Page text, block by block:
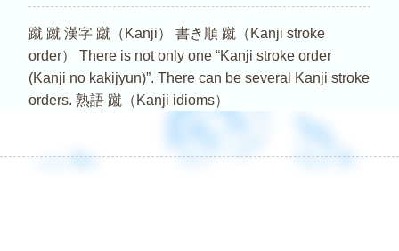
蹴 蹴 漢字 蹴（Kanji） 書き順 蹴（Kanji stroke
order） There is not only one “Kanji stroke order
(Kanji no kakijyun)”. There can be several Kanji stroke
orders. 熟語 蹴（Kanji idioms）